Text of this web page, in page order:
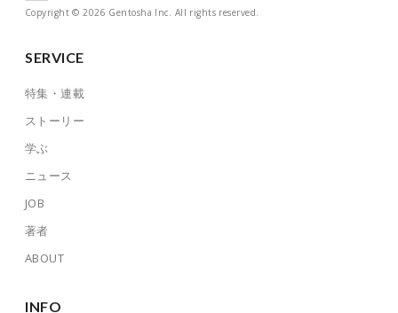
Copyright © 2026 Gentosha Inc. All rights reserved.
SERVICE
特集・連載
ストーリー
学ぶ
ニュース
JOB
著者
ABOUT
INFO